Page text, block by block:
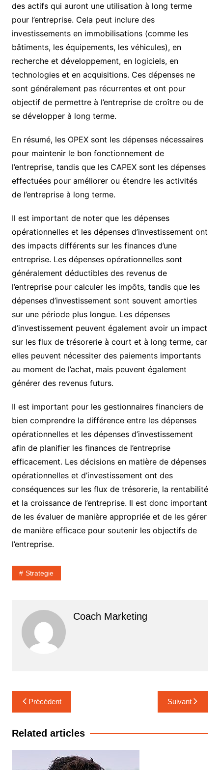
des actifs qui auront une utilisation à long terme
pour l’entreprise. Cela peut inclure des
investissements en immobilisations (comme les
bâtiments, les équipements, les véhicules), en
recherche et développement, en logiciels, en
technologies et en acquisitions. Ces dépenses ne
sont généralement pas récurrentes et ont pour
objectif de permettre à l’entreprise de croître ou de
se développer à long terme.
En résumé, les OPEX sont les dépenses nécessaires
pour maintenir le bon fonctionnement de
l’entreprise, tandis que les CAPEX sont les dépenses
effectuées pour améliorer ou étendre les activités
de l’entreprise à long terme.
Il est important de noter que les dépenses
opérationnelles et les dépenses d’investissement ont
des impacts différents sur les finances d’une
entreprise. Les dépenses opérationnelles sont
généralement déductibles des revenus de
l’entreprise pour calculer les impôts, tandis que les
dépenses d’investissement sont souvent amorties
sur une période plus longue. Les dépenses
d’investissement peuvent également avoir un impact
sur les flux de trésorerie à court et à long terme, car
elles peuvent nécessiter des paiements importants
au moment de l’achat, mais peuvent également
générer des revenus futurs.
Il est important pour les gestionnaires financiers de
bien comprendre la différence entre les dépenses
opérationnelles et les dépenses d’investissement
afin de planifier les finances de l’entreprise
efficacement. Les décisions en matière de dépenses
opérationnelles et d’investissement ont des
conséquences sur les flux de trésorerie, la rentabilité
et la croissance de l’entreprise. Il est donc important
de les évaluer de manière appropriée et de les gérer
de manière efficace pour soutenir les objectifs de
l’entreprise.
Strategie
Coach Marketing
Navigation
de
l’article
Précédent Suivant
Related articles